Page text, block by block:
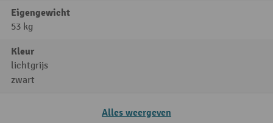
Eigengewicht
53 kg
Kleur
lichtgrijs
zwart
Alles weergeven